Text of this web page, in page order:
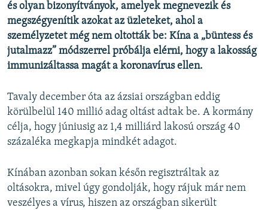
Valamennyi RFE/RL weboldal
és olyan bizonyítványok, amelyek megnevezik és
megszégyenítik azokat az üzleteket, ahol a
személyzetet még nem oltották be: Kína a „büntess és
jutalmazz” módszerrel próbálja elérni, hogy a lakosság
immunizáltassa magát a koronavírus ellen.
Tavaly december óta az ázsiai országban eddig
körülbelül 140 millió adag oltást adtak be. A kormány
célja, hogy júniusig az 1,4 milliárd lakosú ország 40
százaléka megkapja mindkét adagot.
Kínában azonban sokan későn regisztráltak az
oltásokra, mivel úgy gondolják, hogy rájuk már nem
veszélyes a vírus, hiszen az országban sikerült